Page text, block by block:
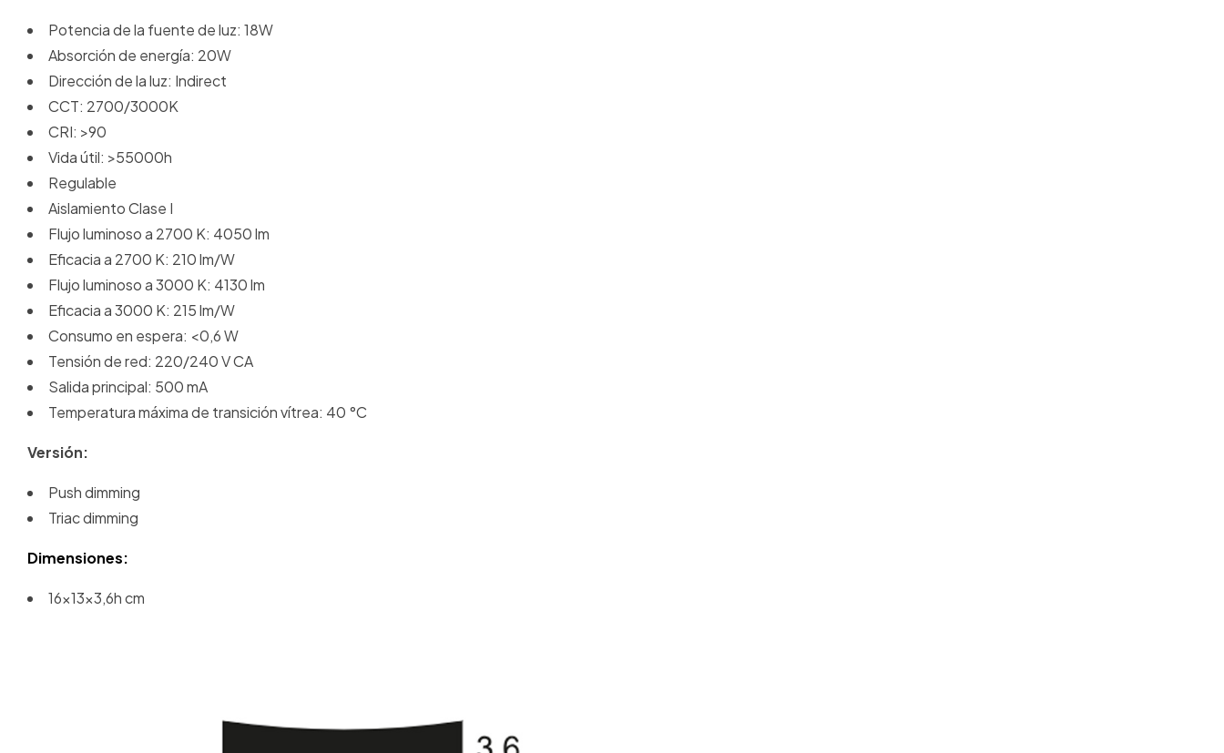
Potencia de la fuente de luz: 18W
Absorción de energía: 20W
Dirección de la luz: Indirect
CCT: 2700/3000K
CRI: >90
Vida útil: >55000h
Regulable
Aislamiento Clase I
Flujo luminoso a 2700 K: 4050 lm
Eficacia a 2700 K: 210 lm/W
Flujo luminoso a 3000 K: 4130 lm
Eficacia a 3000 K: 215 lm/W
Consumo en espera: <0,6 W
Tensión de red: 220/240 V CA
Salida principal: 500 mA
Temperatura máxima de transición vítrea: 40 °C
Versión:
Push dimming
Triac dimming
Dimensiones:
16x13x3,6h cm